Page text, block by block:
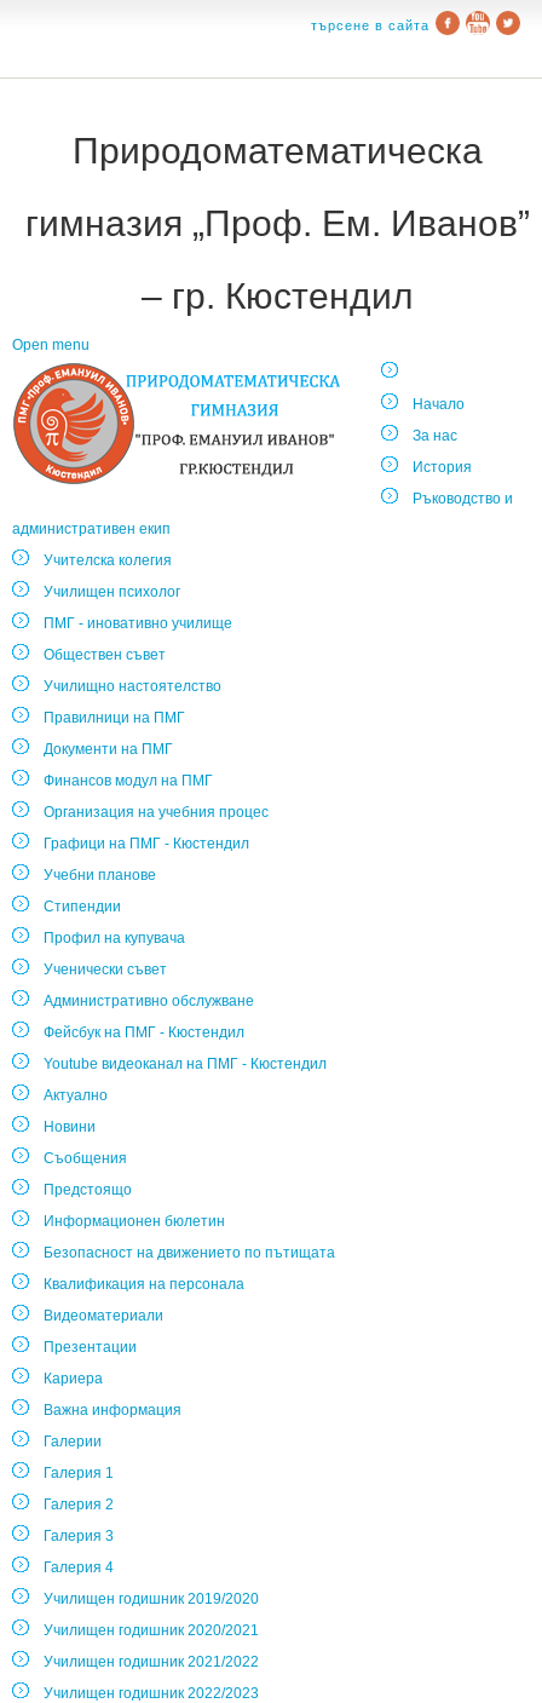
търсене в сайта
Природоматематическа
гимназия „Проф. Ем. Иванов”
– гр. Кюстендил
Open menu
Начало
За нас
История
Ръководство и
административен екип
Учителска колегия
Училищен психолог
ПМГ - иновативно училище
Обществен съвет
Училищно настоятелство
Правилници на ПМГ
Документи на ПМГ
Финансов модул на ПМГ
Организация на учебния процес
Графици на ПМГ - Кюстендил
Учебни планове
Стипендии
Профил на купувача
Ученически съвет
Административно обслужване
Фейсбук на ПМГ - Кюстендил
Youtube видеоканал на ПМГ - Кюстендил
Актуално
Новини
Съобщения
Предстоящо
Информационен бюлетин
Безопасност на движението по пътищата
Квалификация на персонала
Видеоматериали
Презентации
Кариера
Важна информация
Галерии
Галерия 1
Галерия 2
Галерия 3
Галерия 4
Училищен годишник 2019/2020
Училищен годишник 2020/2021
Училищен годишник 2021/2022
Училищен годишник 2022/2023